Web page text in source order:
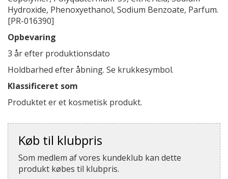
Hydroxide, Phenoxyethanol, Sodium Benzoate, Parfum.
[PR-016390]
Opbevaring
3 år efter produktionsdato
Holdbarhed efter åbning. Se krukkesymbol.
Klassificeret som
Produktet er et kosmetisk produkt.
Køb til klubpris
Som medlem af vores kundeklub kan dette
produkt købes til klubpris.